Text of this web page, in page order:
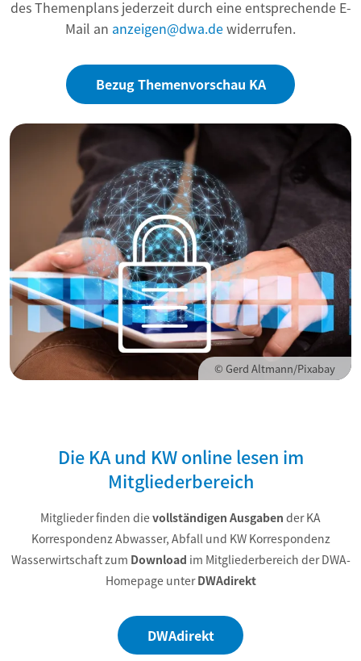
des Themenplans jederzeit durch eine entsprechende E-
Mail an anzeigen@dwa.dewiderrufen.
Bezug Themenvorschau KA
© Gerd Altmann/Pixabay
Die KA und KW online lesen im
Mitgliederbereich
Mitglieder finden dievollständigen Ausgaben der KA
Korrespondenz Abwasser, Abfall und KW Korrespondenz
Wasserwirtschaft zum Download im Mitgliederbereich der DWA-
Homepage unterDWAdirekt
DWAdirekt